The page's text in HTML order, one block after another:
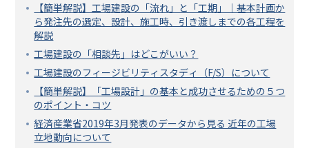
【簡単解説】工場建設の「流れ」と「工期」｜基本計画か
ら発注先の選定、設計、施工時、引き渡しまでの各工程を
解説
工場建設の「相談先」はどこがいい？
工場建設のフィージビリティスタディ（F/S）について
【簡単解説】「工場設計」の基本と成功させるための５つ
のポイント・コツ
経済産業省2019年3月発表のデータから見る 近年の工場
立地動向について